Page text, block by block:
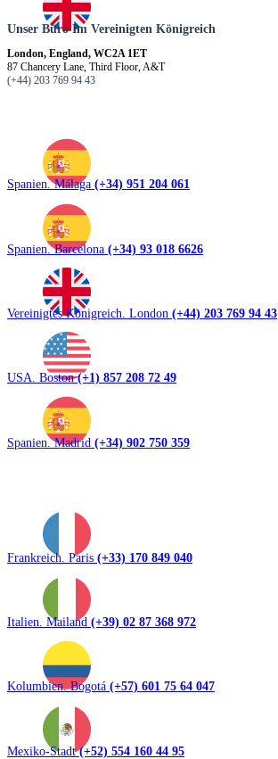
Unser Büro Im Vereinigten Königreich
London, England, WC2A 1ET
87 Chancery Lane, Third Floor, A&T
(+44) 203 769 94 43
Spanien. Málaga (+34) 951 204 061
Spanien. Barcelona (+34) 93 018 6626
Vereinigtes Königreich. London (+44) 203 769 94 43
USA. Boston(+1) 857 208 72 49
Spanien. Madrid (+34) 902 750 359
Frankreich. Paris (+33) 170 849 040
Italien. Mailand (+39) 02 87 368 972
Kolumbien. Bogotá (+57) 601 75 64 047
Mexiko-Stadt(+52) 554 160 44 95